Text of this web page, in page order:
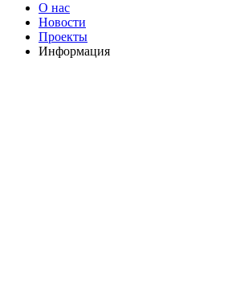
О нас
Новости
Проекты
Информация